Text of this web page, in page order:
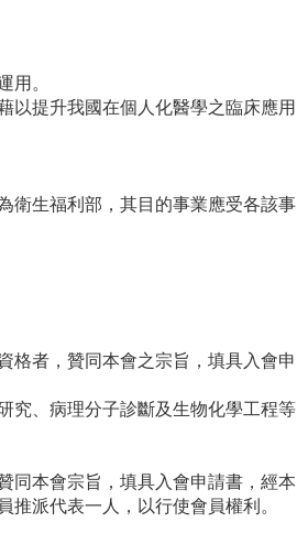
用。
以提升我國在個人化醫學之臨床應用
衛生福利部，其目的事業應受各該事
格者，贊同本會之宗旨，填具入會申
究、病理分子診斷及生物化學工程等
同本會宗旨，填具入會申請書，經本
派代表一人，以行使會員權利。